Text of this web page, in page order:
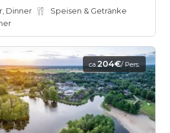
Dinner
Speisen & Getränke
ca.204€/ Pers.